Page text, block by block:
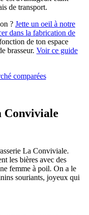
de transport.
? Jette un oeil à notre
dans la fabrication de
de ton espace
brasseur. Voir ce guide
comparées
Conviviale
La Conviviale.
les bières avec des
femme à poil. On a le
souriants, joyeux qui